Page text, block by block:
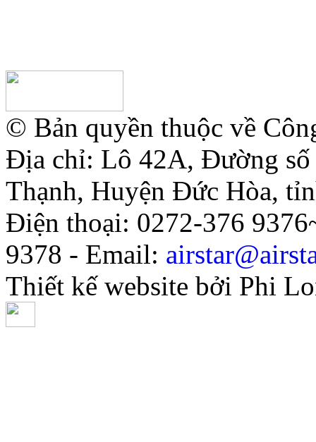
© Bản quyền thuộc về
Địa chỉ: Lô 42A, Đường
Thạnh, Huyện Đức Hòa,
Điện thoại: 0272-376
9378 - Email:
Thiết kế website bởi Phi